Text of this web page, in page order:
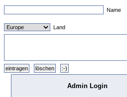
Name
Land
Admin Login